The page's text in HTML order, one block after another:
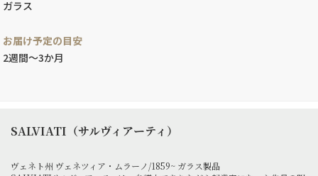
ガラス
お届け予定の目安
2週間～3か月
SALVIATI（サルヴィアーティ）
ヴェネト州 ヴェネツィア・ムラーノ/1859~ ガラス製品